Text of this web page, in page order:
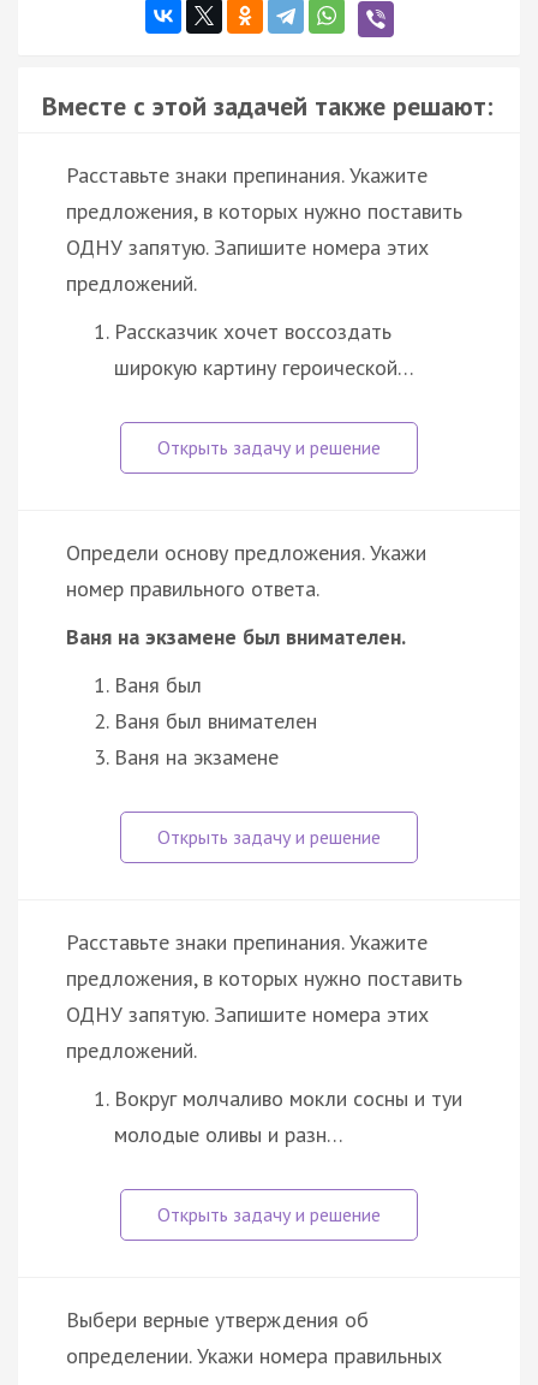
Вместе с этой задачей также решают:
Расставьте знаки препинания. Укажите
предложения, в которых нужно поставить
ОДНУ запятую. Запишите номера этих
предложений.
Рассказчик хочет воссоздать
широкую картину героической…
Определи основу предложения. Укажи
номер правильного ответа.
Ваня на экзамене был внимателен.
Ваня был
Ваня был внимателен
Ваня на экзамене
Расставьте знаки препинания. Укажите
предложения, в которых нужно поставить
ОДНУ запятую. Запишите номера этих
предложений.
Вокруг молчаливо мокли сосны и туи
молодые оливы и разн…
Выбери верные утверждения об
определении. Укажи номера правильных